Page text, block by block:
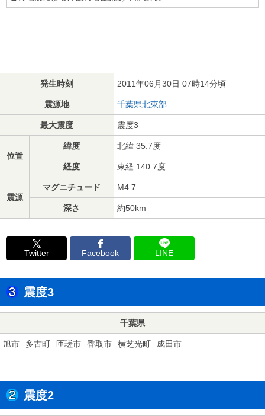
発生時刻 2011年06月30日 07時14分頃
震源地 千葉県北東部
最大震度 震度3
位置
緯度 北緯 35.7度
経度 東経 140.7度
震源
マグニチュード M4.7
深さ 約50km
Twitter Facebook LINE
震度3
千葉県
旭市 多古町 匝瑳市 香取市 横芝光町 成田市
震度2